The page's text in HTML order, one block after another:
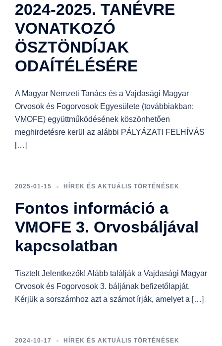
2024-2025. TANÉVRE
VONATKOZÓ
ÖSZTÖNDÍJAK
ODAÍTÉLÉSÉRE
A Magyar Nemzeti Tanács és a Vajdasági Magyar
Orvosok és Fogorvosok Egyesülete (továbbiakban:
VMOFE) együttműködésének köszönhetően
meghirdetésre kerül az alábbi PÁLYÁZATI FELHÍVÁS
[…]
2025-01-15 HÍREK ÉS AKTUÁLIS TÖRTÉNÉSEK
Fontos információ a
VMOFE 3. Orvosbáljával
kapcsolatban
Tisztelt Jelentkezők! Alább találják a Vajdasági Magyar
Orvosok és Fogorvosok 3. báljának befizetőlapját.
Kérjük a sorszámhoz azt a számot írják, amelyet a […]
2024-10-17 HÍREK ÉS AKTUÁLIS TÖRTÉNÉSEK